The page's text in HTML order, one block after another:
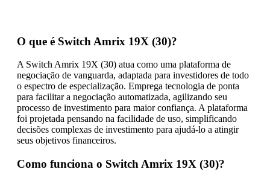
O que é Switch Amrix 19X (30)?
A Switch Amrix 19X (30) atua como uma plataforma de
negociação de vanguarda, adaptada para investidores de todo
o espectro de especialização. Emprega tecnologia de ponta
para facilitar a negociação automatizada, agilizando seu
processo de investimento para maior confiança. A plataforma
foi projetada pensando na facilidade de uso, simplificando
decisões complexas de investimento para ajudá-lo a atingir
seus objetivos financeiros.
Como funciona o Switch Amrix 19X (30)?